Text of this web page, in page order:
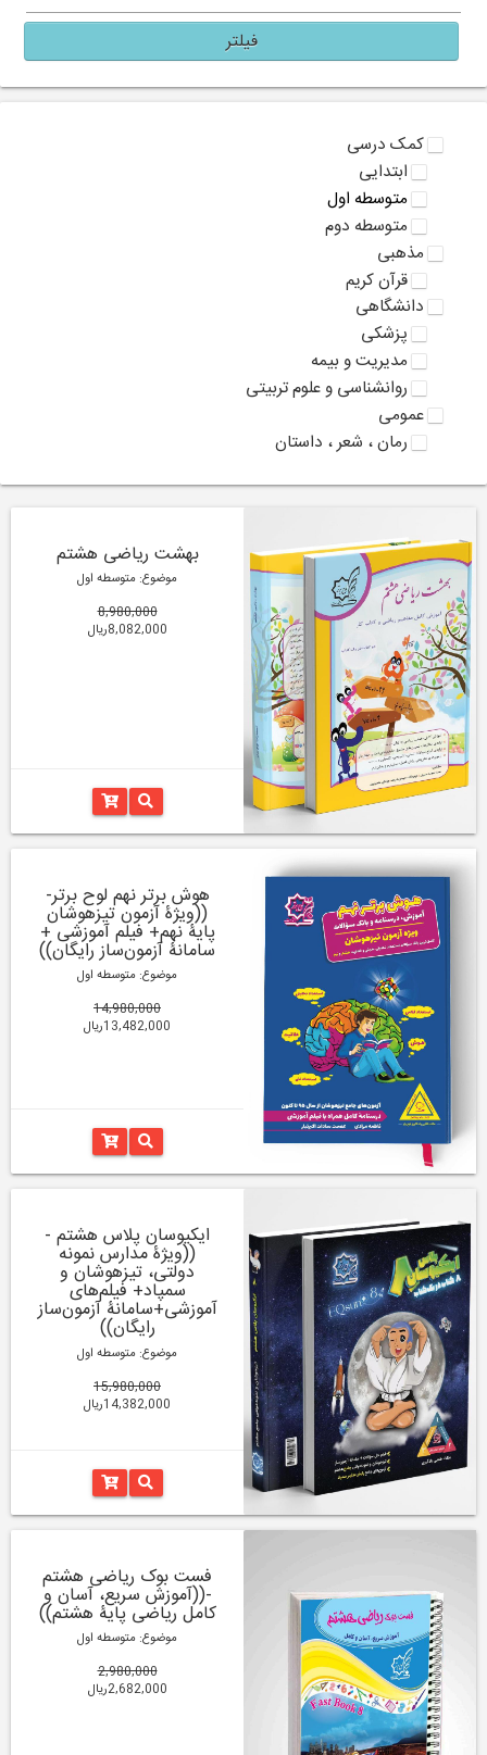
فیلتر
کمک درسی
ابتدایی
متوسطه اول
متوسطه دوم
مذهبی
قرآن کریم
دانشگاهی
پزشکی
مدیریت و بیمه
روانشناسی و علوم تربیتی
عمومی
رمان ، شعر ، داستان
بهشت ریاضی هشتم
موضوع: متوسطه اول
8,980,000
8,082,000ریال
هوش برتر نهم لوح برتر-
((ویژۀ آزمون تیزهوشان
پایۀ نهم+ فیلم آموزشی +
سامانۀ آزمون‌ساز رایگان))
موضوع: متوسطه اول
14,980,000
13,482,000ریال
ایکیوسان پلاس هشتم -
((ویژۀ مدارس نمونه
دولتی، تیزهوشان و
سمپاد+ فیلم‌های
آموزشی+سامانۀ آزمون‌ساز
رایگان))
موضوع: متوسطه اول
15,980,000
14,382,000ریال
فست بوک ریاضی هشتم
-((آموزش سریع، آسان و
کامل ریاضی پایۀ هشتم))
موضوع: متوسطه اول
2,980,000
2,682,000ریال